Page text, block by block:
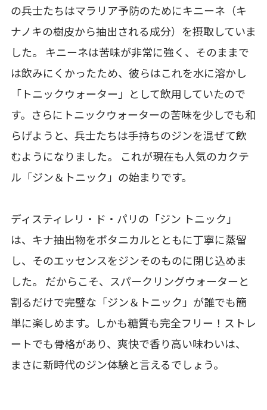
の兵士たちはマラリア予防のためにキニーネ（キ
ナノキの樹皮から抽出される成分）を摂取していま
した。 キニーネは苦味が非常に強く、そのままで
は飲みにくかったため、彼らはこれを水に溶かし
「トニックウォーター」として飲用していたので
す。さらにトニックウォーターの苦味を少しでも和
らげようと、兵士たちは手持ちのジンを混ぜて飲
むようになりました。 これが現在も人気のカクテ
ル「ジン＆トニック」の始まりです。
ディスティレリ・ド・パリの「ジン トニック」
は、キナ抽出物をボタニカルとともに丁寧に蒸留
し、そのエッセンスをジンそのものに閉じ込めま
した。 だからこそ、スパークリングウォーターと
割るだけで完璧な「ジン＆トニック」が誰でも簡
単に楽しめます。しかも糖質も完全フリー！ストレ
ートでも骨格があり、爽快で香り高い味わいは、
まさに新時代のジン体験と言えるでしょう。